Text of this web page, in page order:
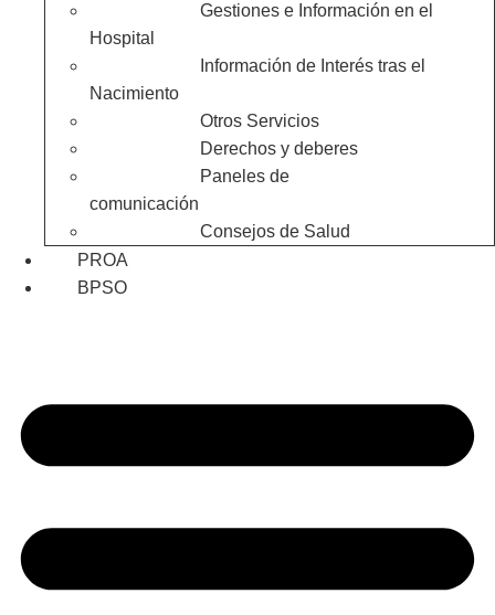
Gestiones e Información en el
Hospital
Información de Interés tras el
Nacimiento
Otros Servicios
Derechos y deberes
Paneles de
comunicación
Consejos de Salud
PROA
BPSO